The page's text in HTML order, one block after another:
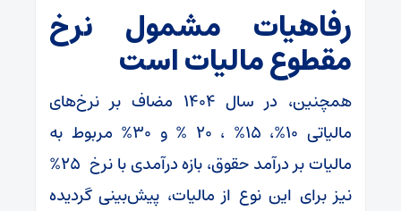
رفاهیات مشمول نرخ
مقطوع مالیات است
همچنین، در سال ۱۴۰۴ مضاف بر نرخ‌های
مالیاتی ۱۰%، ۱۵% ، ۲۰ % و ۳۰% مربوط به
مالیات بر درآمد حقوق، بازه درآمدی با نرخ ۲۵%
نیز برای این نوع از مالیات، پیش‌بینی گردیده